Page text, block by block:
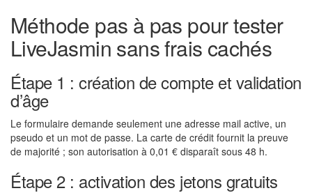
Méthode pas à pas pour tester
LiveJasmin sans frais cachés
Étape 1 : création de compte et validation
d’âge
Le formulaire demande seulement une adresse mail active, un
pseudo et un mot de passe. La carte de crédit fournit la preuve
de majorité ; son autorisation à 0,01 € disparaît sous 48 h.
Étape 2 : activation des jetons gratuits